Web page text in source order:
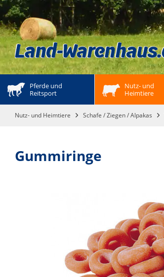
Pferde und
Reitsport
Nutz- und
Heimtiere
Nutz- und Heimtiere Schafe / Ziegen / Alpakas
Gummiringe